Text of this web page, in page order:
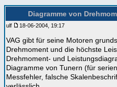
Diagramme von
ulf 18-06-2004, 19:17
VAG gibt für seine Motoren
Drehmoment und die höchste
Drehmoment- und
Diagramme von Tunern (für
Messfehler, falsche